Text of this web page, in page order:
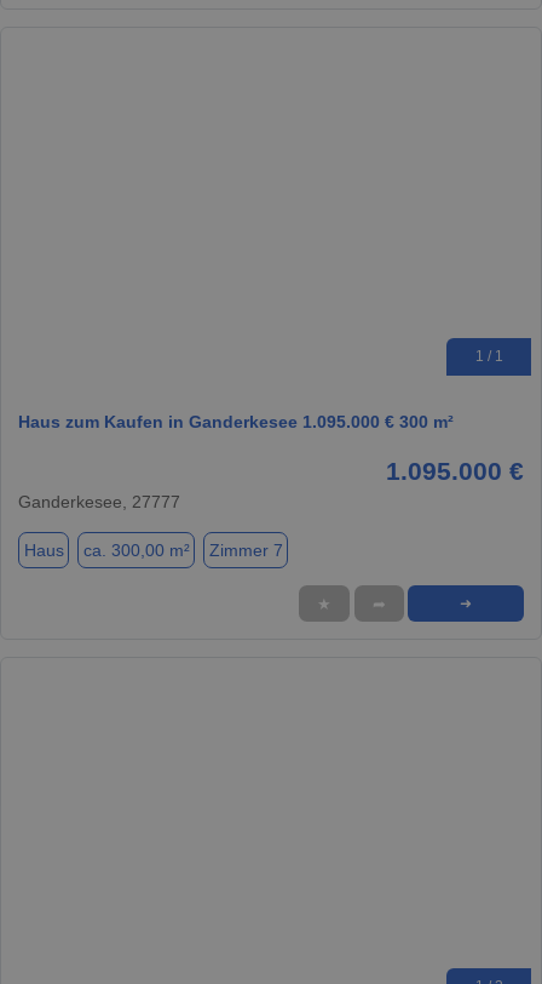
1 / 1
Haus zum Kaufen in Ganderkesee 1.095.000 € 300 m²
1.095.000 €
Ganderkesee, 27777
Haus ca. 300,00 m² Zimmer 7
★ ➦ ➜